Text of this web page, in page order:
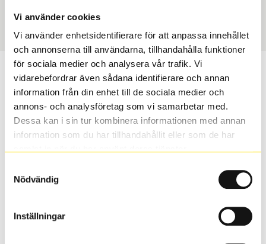
Vi använder cookies
Vi använder enhetsidentifierare för att anpassa innehållet
och annonserna till användarna, tillhandahålla funktioner
för sociala medier och analysera vår trafik. Vi
vidarebefordrar även sådana identifierare och annan
information från din enhet till de sociala medier och
annons- och analysföretag som vi samarbetar med.
Dessa kan i sin tur kombinera informationen med annan
information som du har tillhandahållit eller som de har
Nödvändig
Inställningar
11889
Passar detta däck min bil?
Ange registreringsnummer för att se om det däck du
valt passar din bilmodell. Om du köper däck som skall
sättas på dina befintliga fälgar, se till att kolla en extra
inte vara samma dimension som bilen hade ut från